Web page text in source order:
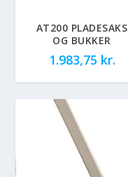
AT200 PLADESAKS
OG BUKKER
1.983,75 kr.